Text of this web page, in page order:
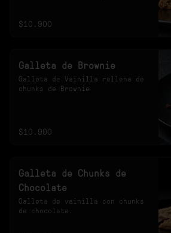
$10.900
Galleta de Brownie
Galleta de Vainilla rellena de
chunks de Brownie
$10.900
Galleta de Chunks de
Chocolate
Galleta de vainilla con chunks
de chocolate.